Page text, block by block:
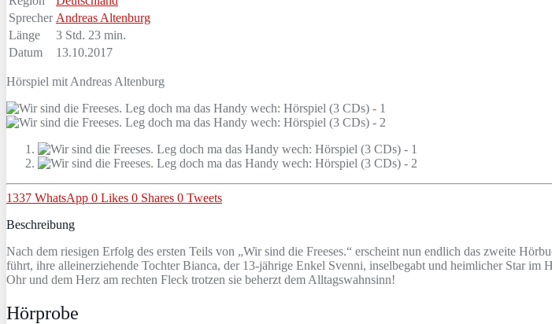
Sprecher Andreas Altenburg
Länge
3 Std. 23 min.
Datum
13.10.2017
Hörspiel mit Andreas Altenburg
1337 WhatsApp 0 Likes 0 Shares 0 Tweets
Beschreibung
Nach dem riesigen Erfolg des ersten Teils von „Wir sind die Freeses.“ erscheint nun endlich das zweite
führt, ihre alleinerziehende Tochter Bianca, der 13-jährige Enkel Svenni, inselbegabt und heimlicher Star
Ohr und dem Herz am rechten Fleck trotzen sie beherzt dem Alltagswahnsinn!
Hörprobe